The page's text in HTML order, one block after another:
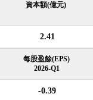
資本額(億元)
2.41
每股盈餘(EPS)
2026-Q1
-0.39